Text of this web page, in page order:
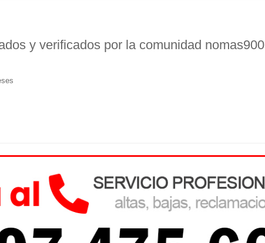
y verificados por la comunidad nomas900